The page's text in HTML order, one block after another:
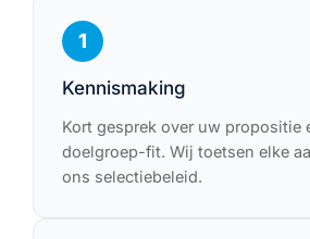
1
Kennismaking
Kort gesprek over uw propositie
doelgroep-fit. Wij toetsen elke
ons selectiebeleid.